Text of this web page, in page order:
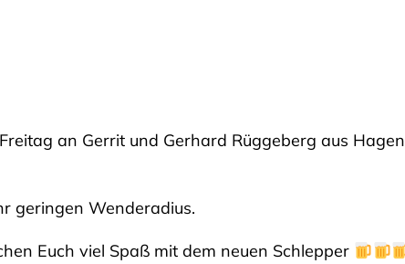
an Gerrit und Gerhard Rüggeberg aus Hagen
geringen Wenderadius.
Euch viel Spaß mit dem neuen Schlepper